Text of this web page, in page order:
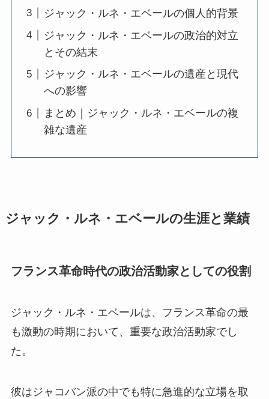
ジャック・ルネ・エベールの個人的背景
ジャック・ルネ・エベールの政治的対立
とその結末
ジャック・ルネ・エベールの遺産と現代
への影響
まとめ｜ジャック・ルネ・エベールの複
雑な遺産
ジャック・ルネ・エベールの生涯と業績
フランス革命時代の政治活動家としての役割
ジャック・ルネ・エベールは、フランス革命の最
も激動の時期において、重要な政治活動家でし
た。
彼はジャコバン派の中でも特に急進的な立場を取